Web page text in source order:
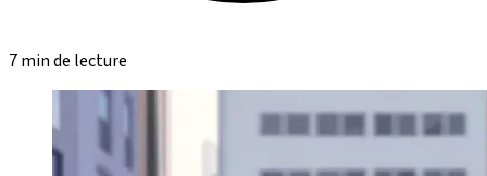
7 min de lecture